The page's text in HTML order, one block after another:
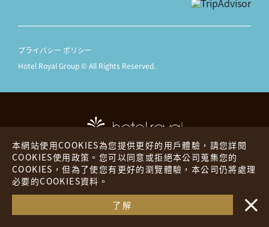
本網站使用COOKIES為您提供更好的用戶體驗，請您詳閱
COOKIES使用政策。您可以同意或拒絕本公司蒐集您的
COOKIES，但為了使您有更好的瀏覽體驗，本公司仍將處理
必要的COOKIES資料。
了解
・・
プライバシー ポリシー
Hotel Royal Group © All Rights Reserved.
ホテル ロイヤル ザ プレイス
ロイヤル イン